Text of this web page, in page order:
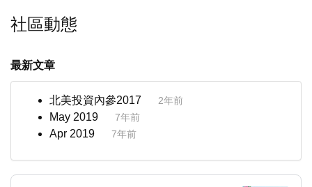
社區動態
最新文章
北美投資內參2017 2年前
May 2019 7年前
Apr 2019 7年前